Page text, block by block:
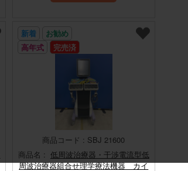
新着
お勧め
高年式
完売済
商品コード : SBJ 21600
商品名 : 低周波治療器・干渉電流型低
周波治療器組合せ理学療法機器 カイ